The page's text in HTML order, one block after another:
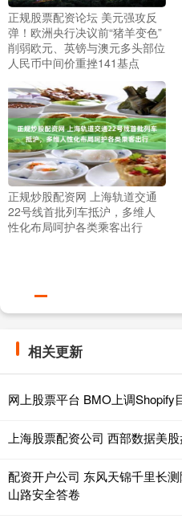
正规股票配资论坛 美元强攻反
弹！欧洲央行决议前“猪羊变色”
削弱欧元、英镑与澳元多头部位
人民币中间价重挫141基点
正规炒股配资网 上海轨道交通
22号线首批列车抵沪，多维人
性化布局呵护各类乘客出行
相关更新
网上股票平台 BMO上调Shopify
上海股票配资公司 西部数据美
配资开户公司 东风天锦千里长
山路安全答卷